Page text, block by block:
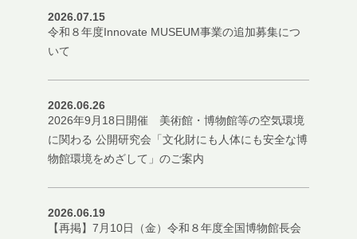
2026.07.15
令和８年度Innovate MUSEUM事業の追加募集につ
いて
2026.06.26
2026年9月18日開催 美術館・博物館等の空気環境
に関わる 公開研究会「文化財にも人体にも安全な博
物館環境をめざして」のご案内
2026.06.19
【再掲】7月10日（金）令和８年度全国博物館長会